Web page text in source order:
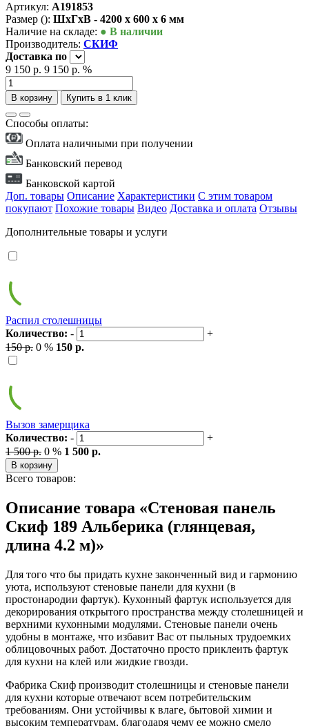
Артикул: А191853
Размер (): ШxГxВ - 4200 x 600 x 6 мм
Наличие на складе: ● В наличии
Производитель: СКИФ
Доставка по
9 150 р. 9 150 р. %
В корзину Купить в 1 клик
Способы оплаты:
Оплата наличными при получении
Банковский перевод
Банковской картой
Доп. товары Описание Характеристики С этим товаром
покупают Похожие товары Видео Доставка и оплата Отзывы
Дополнительные товары и услуги
Распил столешницы
Количество: -
+
150 р. 0 % 150 р.
Вызов замерщика
Количество: -
+
1 500 р. 0 % 1 500 р.
В корзину
Всего товаров:
Описание товара «Стеновая панель
Скиф 189 Альберика (глянцевая,
длина 4.2 м)»
Для того что бы придать кухне законченный вид и гармонию
уюта, используют стеновые панели для кухни (в
простонародии фартук). Кухонный фартук используется для
декорирования открытого пространства между столешницей и
верхними кухонными модулями. Стеновые панели очень
удобны в монтаже, что избавит Вас от пыльных трудоемких
облицовочных работ. Достаточно просто приклеить фартук
для кухни на клей или жидкие гвозди.
Фабрика Скиф производит столешницы и стеновые панели
для кухни которые отвечают всем потребительским
требованиям. Они устойчивы к влаге, бытовой химии и
высоким температурам, благодаря чему ее можно смело